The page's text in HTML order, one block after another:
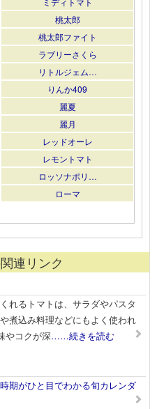
桃太郎
桃太郎ファイト
ラブリーさくら
リトルジェム…
りんか409
麗夏
麗月
レッドオーレ
レモントマト
ロッソナポリ…
ローマ
連リンク
れるトマトは、サラダやパスタ
煮込み料理などにもよく使われ
やコクが深……続きを読む
期がひと目でわかる旬カレンダ